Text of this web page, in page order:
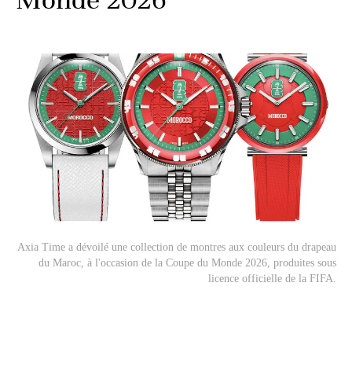
Axia Time a dévoilé une collection de montres aux couleurs du drapeau
du Maroc, à l'occasion de la Coupe du Monde 2026, produites sous
licence officielle de la FIFA.